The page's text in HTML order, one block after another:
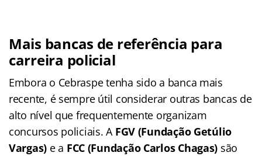
Mais bancas de referência para
carreira policial
Embora o Cebraspe tenha sido a banca mais
recente, é sempre útil considerar outras bancas de
alto nível que frequentemente organizam
concursos policiais. A FGV (Fundação Getúlio
Vargas) e a FCC (Fundação Carlos Chagas) são